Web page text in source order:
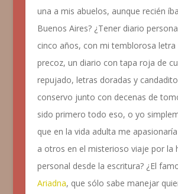
una a mis abuelos, aunque recién
Buenos Aires? ¿Tener diario
cinco años, con mi temblorosa letra
precoz, un diario con tapa roja de
repujado, letras doradas y
conservo junto con decenas de
sido primero todo eso, o yo
que en la vida adulta me
a otros en el misterioso viaje por la
personal desde la escritura? ¿El
Ariadna, que sólo sabe manejar